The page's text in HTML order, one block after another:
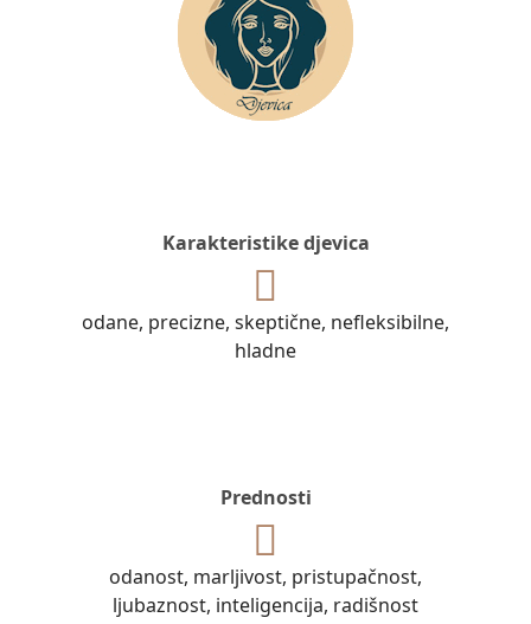
Karakteristike djevica
odane, precizne, skeptične, nefleksibilne,
hladne
Prednosti
odanost, marljivost, pristupačnost,
ljubaznost, inteligencija, radišnost